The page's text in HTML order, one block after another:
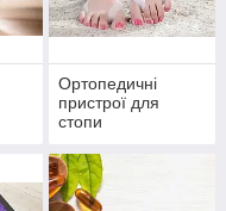
Ортопедичні
пристрої для
стопи